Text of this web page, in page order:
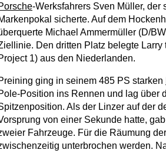
-Werksfahrers Sven Müller, der
sicherte. Auf dem
Michael Ammermüller (D/
Den dritten Platz belegte Larry
1) aus den Niederlanden.
ging in seinem 485 PS starken
Position ins Rennen und lag über
Als der Linzer auf der
von einer Sekunde hatte,
Fahrzeuge. Für die Räumung
unterbrochen werden.